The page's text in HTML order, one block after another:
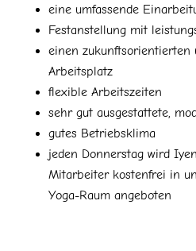
eine umfassende
Festanstellung mit
einen zukunftsorientierten
Arbeitsplatz
flexible Arbeitszeiten
sehr gut ausgestattete,
gutes Betriebsklima
jeden Donnerstag wird
Mitarbeiter kostenfrei in
Yoga-Raum angeboten